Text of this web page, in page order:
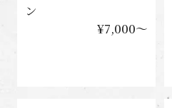
ン
¥7,000〜